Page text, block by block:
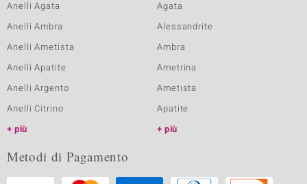
Anelli Agata
Anelli Ambra
Anelli Ametista
Anelli Apatite
Anelli Argento
Anelli Citrino
più
Agata
Alessandrite
Ambra
Ametrina
Ametista
Apatite
più
Metodi di Pagamento